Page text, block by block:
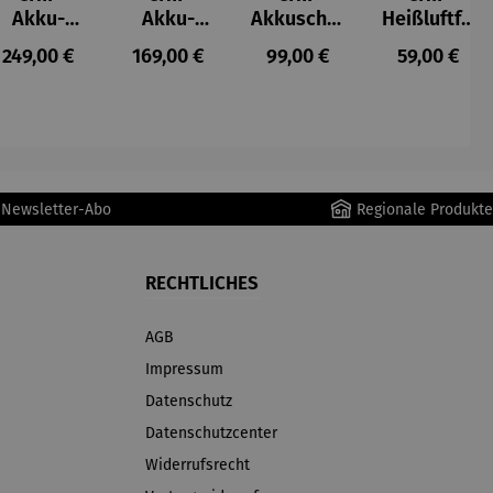
Akku-
Staubsau
ger
Regulärer Preis:
249,00 €
Akku-
Staubsau
ger DS02
Regulärer Preis:
169,00 €
Akkuschra
uber
Regulärer Preis:
99,00 €
Heißluftfri
tteuse
Regulärer
59,00 €
Abo Regionale Produkte
RECHTLICHES
AGB
Impressum
Datenschutz
Datenschutzcenter
Widerrufsrecht